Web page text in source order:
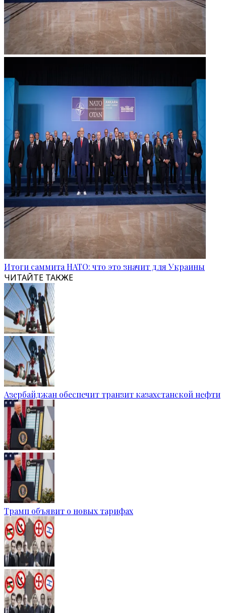
Итоги саммита НАТО: что это значит для Украины
ЧИТАЙТЕ ТАКЖЕ
Азербайджан обеспечит транзит казахстанской нефти
Трамп объявит о новых тарифах